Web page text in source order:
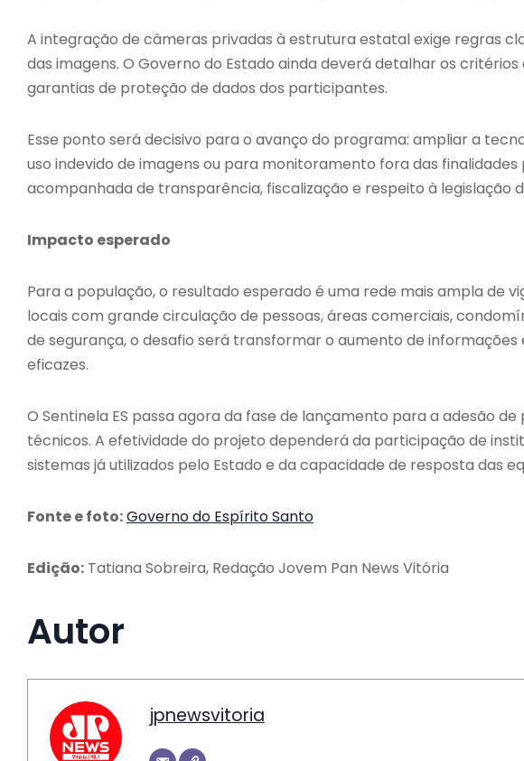
A integração de câmeras privadas à estrutura estatal exige regras
das imagens. O Governo do Estado ainda deverá detalhar os
garantias de proteção de dados dos participantes.
Esse ponto será decisivo para o avanço do programa: ampliar a
uso indevido de imagens ou para monitoramento fora das
acompanhada de transparência, fiscalização e respeito à legislação
Impacto esperado
Para a população, o resultado esperado é uma rede mais ampla de
locais com grande circulação de pessoas, áreas comerciais,
de segurança, o desafio será transformar o aumento de
eficazes.
O Sentinela ES passa agora da fase de lançamento para a adesão
técnicos. A efetividade do projeto dependerá da participação de
sistemas já utilizados pelo Estado e da capacidade de resposta das
Fonte e foto:Governo do Espírito Santo
Edição: Tatiana Sobreira, Redação Jovem Pan News Vitória
Autor
jpnewsvitoria